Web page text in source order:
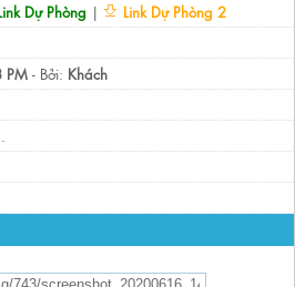
Dự Phòng |
Link Dự Phòng 2
- Bởi: Khách